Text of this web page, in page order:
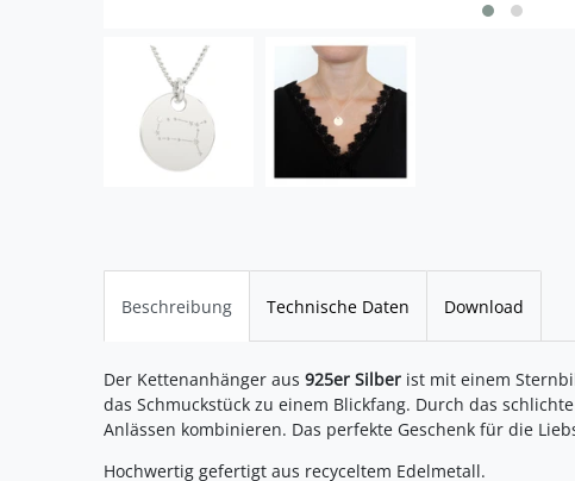
Beschreibung Technische Daten Download
Der Kettenanhänger aus 925er Silber ist mit einem
das Schmuckstück zu einem Blickfang. Durch das
Anlässen kombinieren. Das perfekte Geschenk für die
Hochwertig gefertigt aus recyceltem Edelmetall.